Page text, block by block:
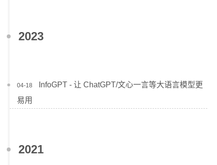
2023
04-18
InfoGPT - 让 ChatGPT/文心一言等大语言模型更
易用
2021